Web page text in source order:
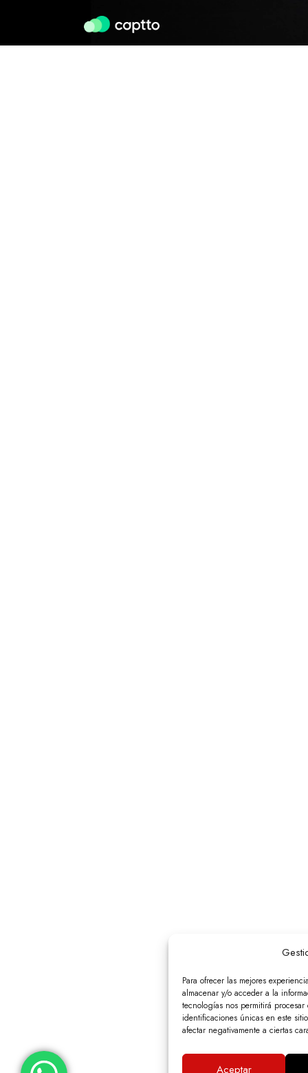
Para ofrecer las mejores
almacenar y/o acceder a la
tecnologías nos permitirá
identificaciones únicas en este
afectar negativamente a ciertas
Aceptar